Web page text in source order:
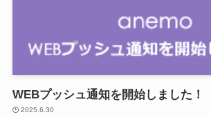
WEBプッシュ通知を開始しました！
2025.6.30